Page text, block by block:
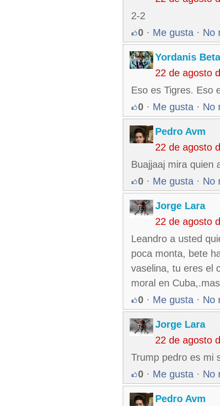
2-2
0 · Me gusta · No
Yordanis
22 de agosto
Eso es Tigres. Eso
0 · Me gusta · No
Pedro Avm
22 de agosto
Buajjaaj mira quien
0 · Me gusta · No
Jorge Lara
22 de agosto
Leandro a usted
poca monta, bete
vaselina, tu eres el
moral en
0 · Me gusta · No
Jorge Lara
22 de agosto
Trump pedro es mi
0 · Me gusta · No
Pedro Avm